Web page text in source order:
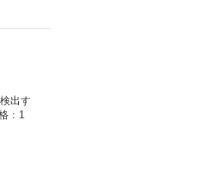
出す
：1